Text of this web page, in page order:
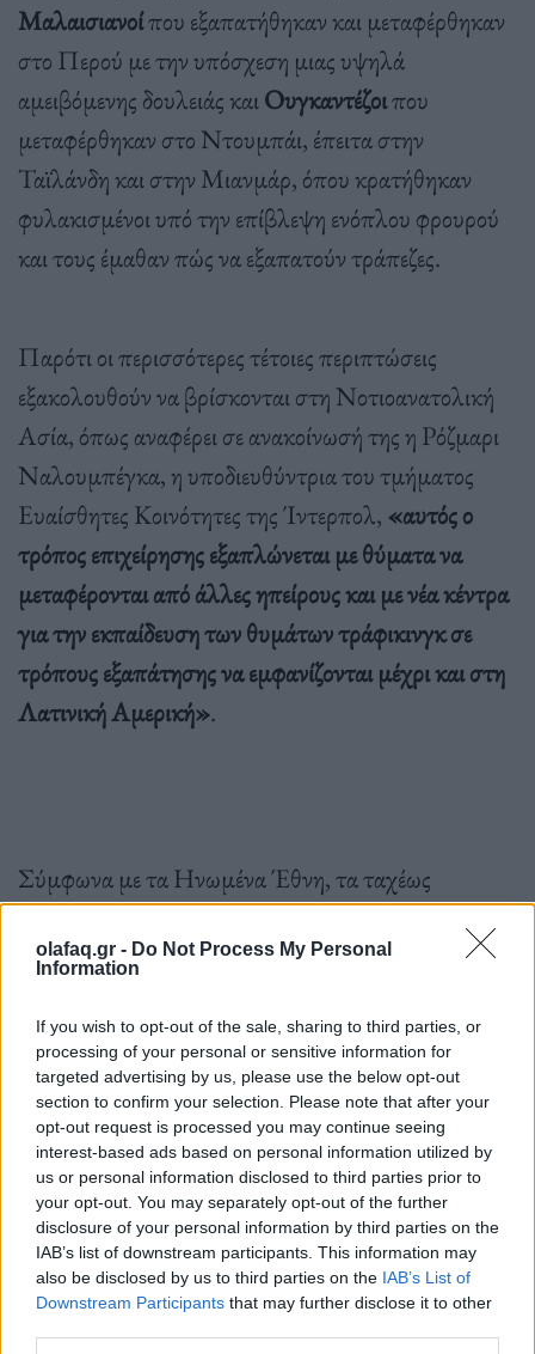
olafaq.gr - Do Not Process My Personal
Information
If you wish to opt-out of the sale, sharing to third parties, or
processing of your personal or sensitive information for
targeted advertising by us, please use the below opt-out
section to confirm your selection. Please note that after your
opt-out request is processed you may continue seeing
interest-based ads based on personal information utilized by
us or personal information disclosed to third parties prior to
your opt-out. You may separately opt-out of the further
disclosure of your personal information by third parties on the
IAB’s list of downstream participants. This information may
also be disclosed by us to third parties on the IAB’s List of
Downstream Participants that may further disclose it to other
Μαλαισιανοίπου εξαπατήθηκαν και μεταφέρθηκαν
στο Περού με την υπόσχεση μιας υψηλά
αμειβόμενης δουλειάς καιΟυγκαντέζοιπου
μεταφέρθηκαν στο Ντουμπάι, έπειτα στην
Ταϊλάνδη και στην Μιανμάρ, όπου κρατήθηκαν
φυλακισμένοι υπό την επίβλεψη ενόπλου φρουρού
και τους έμαθαν πώς να εξαπατούν τράπεζες.
Παρότι οι περισσότερες τέτοιες περιπτώσεις
εξακολουθούν να βρίσκονται στη Νοτιοανατολική
Ασία, όπως αναφέρει σε ανακοίνωσή της η Ρόζμαρι
Ναλουμπέγκα, η υποδιευθύντρια του τμήματος
Ευαίσθητες Κοινότητες της Ίντερπολ, «αυτός ο
τρόπος επιχείρησης εξαπλώνεται με θύματα να
μεταφέρονται από άλλες ηπείρους και με νέα κέντρα
για την εκπαίδευση των θυμάτων τράφικινγκ σε
τρόπους εξαπάτησης να εμφανίζονται μέχρι και στη
Λατινική Αμερική».
Σύμφωνα με τα Ηνωμένα Έθνη, τα ταχέως
αναπτυσσόμενα αυτά κέντρα παράγουν
δισεκατομμύρια δολάρια σε ετήσια έσοδα.
Πηγή: ΑΠΕ-ΜΠΕ
Ακολουθήστε το OLAFAQ
στο Google News